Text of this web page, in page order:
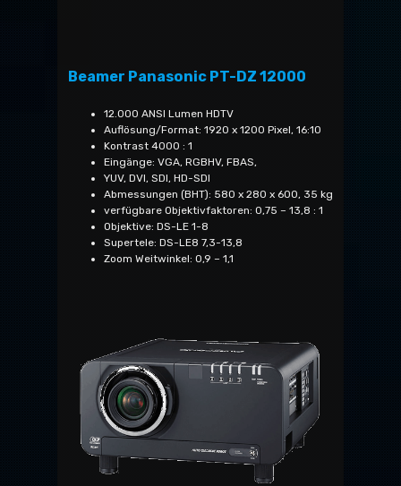
Beamer Panasonic PT-DZ 12000
12.000 ANSI Lumen HDTV
Auflösung/Format: 1920 x 1200 Pixel, 16:10
Kontrast 4000 : 1
Eingänge: VGA, RGBHV, FBAS,
YUV, DVI, SDI, HD-SDI
Abmessungen (BHT): 580 x 280 x 600, 35 kg
verfügbare Objektivfaktoren: 0,75 – 13,8 : 1
Objektive: DS-LE 1-8
Supertele: DS-LE8 7,3-13,8
Zoom Weitwinkel: 0,9 – 1,1